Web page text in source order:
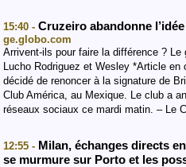
15:40 - Cruzeiro abandonne
ge.globo.com
Arrivent-ils pour faire la différence ? Le
Lucho Rodriguez et Wesley *Article
décidé de renoncer à la signature de
Club América, au Mexique. Le club a
réseaux sociaux ce mardi matin. – Le
12:55 - Milan, échanges directs
se murmure sur Porto et les